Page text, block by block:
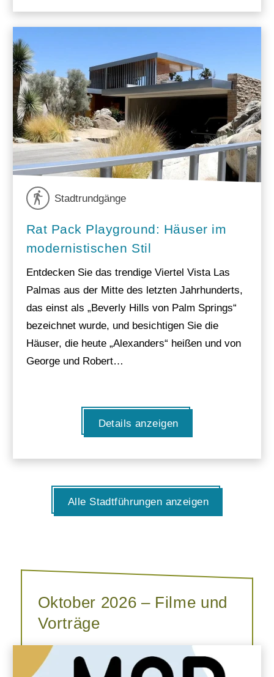
Stadtrundgänge
Rat Pack Playground: Häuser im
modernistischen Stil
Entdecken Sie das trendige Viertel Vista Las
Palmas aus der Mitte des letzten Jahrhunderts,
das einst als „Beverly Hills von Palm Springs“
bezeichnet wurde, und besichtigen Sie die
Häuser, die heute „Alexanders“ heißen und von
George und Robert…
Details anzeigen
Alle Stadtführungen anzeigen
Oktober 2026 – Filme und
Vorträge